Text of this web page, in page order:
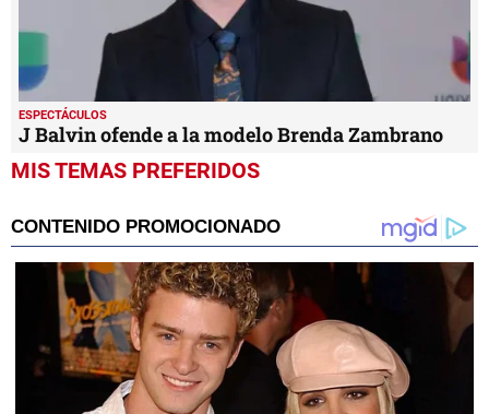
ESPECTÁCULOS
J Balvin ofende a la modelo Brenda Zambrano
MIS TEMAS PREFERIDOS